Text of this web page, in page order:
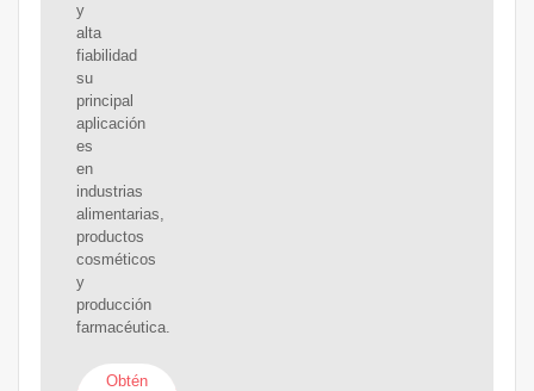
y
alta
fiabilidad
su
principal
aplicación
es
en
industrias
alimentarias,
productos
cosméticos
y
producción
farmacéutica.
Obtén